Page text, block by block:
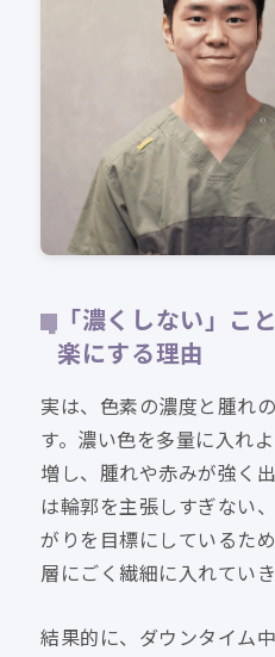
「濃くしない」こ
楽にする理由
実は、色素の濃度と腫れ
す。濃い色を多量に入れ
増し、腫れや赤みが強く
は輪郭を主張しすぎない
がりを目標にしているた
層にごく繊細に入れていき
結果的に、ダウンタイム